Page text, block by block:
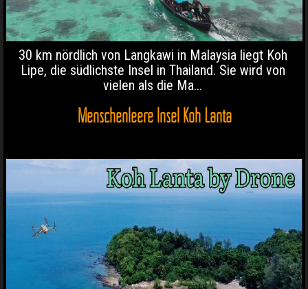
30 km nördlich von Langkawi in Malaysia liegt Koh
Lipe, die südlichste Insel in Thailand. Sie wird von
vielen als die Ma...
Menschenleere Insel Koh Lanta